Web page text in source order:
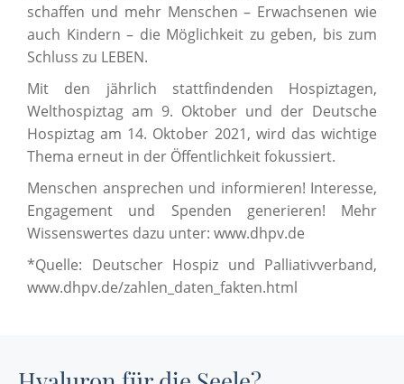
schaffen und mehr Menschen – Erwachsenen wie
auch Kindern – die Möglichkeit zu geben, bis zum
Schluss zu LEBEN.
Mit den jährlich stattfindenden Hospiztagen,
Welthospiztag am 9. Oktober und der Deutsche
Hospiztag am 14. Oktober 2021, wird das wichtige
Thema erneut in der Öffentlichkeit fokussiert.
Menschen ansprechen und informieren! Interesse,
Engagement und Spenden generieren! Mehr
Wissenswertes dazu unter: www.dhpv.de
*Quelle: Deutscher Hospiz und Palliativverband,
www.dhpv.de/zahlen_daten_fakten.html